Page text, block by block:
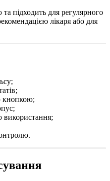
підходить для регулярного
лікаря або для
кнопкою;
використання;